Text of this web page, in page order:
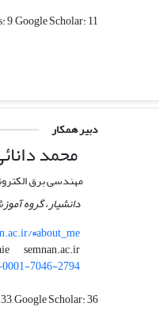
9, Google Scholar: 11
دبیر همکار
محمد
مهندسی برق
دانشیار، گروه
#about_me
danaie
semnan.ac.ir
7046-2794
Google Scholar: 36